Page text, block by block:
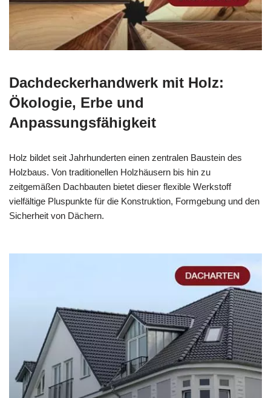
Dachdeckerhandwerk mit Holz:
Ökologie, Erbe und
Anpassungsfähigkeit
Holz bildet seit Jahrhunderten einen zentralen Baustein des
Holzbaus. Von traditionellen Holzhäusern bis hin zu
zeitgemäßen Dachbauten bietet dieser flexible Werkstoff
vielfältige Pluspunkte für die Konstruktion, Formgebung und den
Sicherheit von Dächern.